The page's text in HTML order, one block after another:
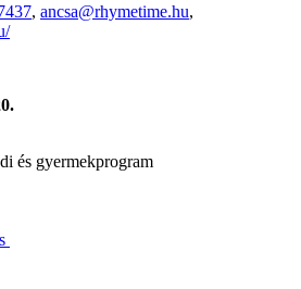
, ancsa@rhymetime.hu,
és gyermekprogram